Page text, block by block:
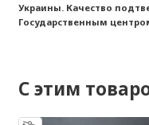
Украины. Качество
Государственным
С этим